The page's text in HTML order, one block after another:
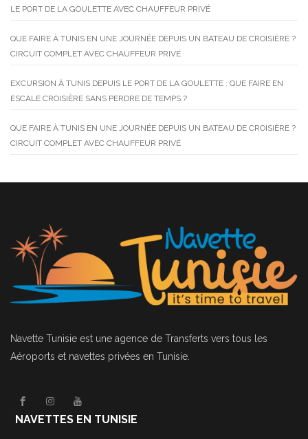
LE PORT DE LA GOULETTE AVEC CHAUFFEUR PRIVÉ
QUE FAIRE À TUNIS EN UNE JOURNÉE DEPUIS UN BATEAU DE CROISIÈRE ?
CIRCUIT COMPLET AVEC CHAUFFEUR PRIVÉ
EXCURSION À TUNIS DEPUIS LE PORT DE LA GOULETTE : QUE FAIRE EN
ESCALE CROISIÈRE SANS PERDRE DE TEMPS ?
QUE FAIRE À TUNIS EN UNE JOURNÉE DEPUIS UN BATEAU DE CROISIÈRE ?
CIRCUIT COMPLET AVEC CHAUFFEUR PRIVÉ
Navette Tunisie est une agence de Transferts vers tous les
Aéroports et navettes privées en Tunisie.
NAVETTES EN TUNISIE